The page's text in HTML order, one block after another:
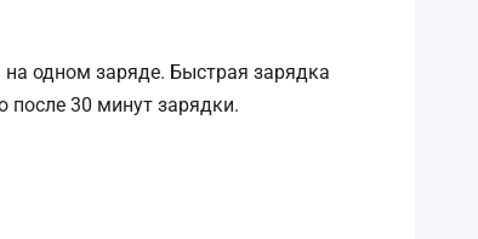
одном заряде. Быстрая зарядка
после 30 минут зарядки.